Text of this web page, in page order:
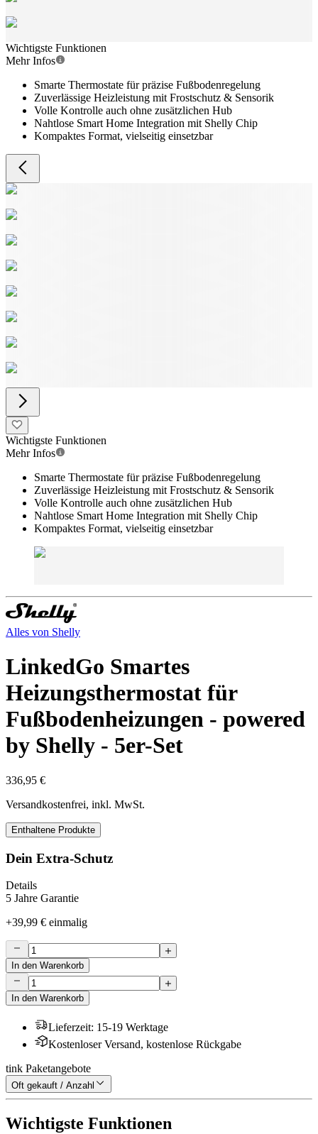
Wichtigste Funktionen
Mehr Infos
Smarte Thermostate für präzise Fußbodenregelung
Zuverlässige Heizleistung mit Frostschutz & Sensorik
Volle Kontrolle auch ohne zusätzlichen Hub
Nahtlose Smart Home Integration mit Shelly Chip
Kompaktes Format, vielseitig einsetzbar
Wichtigste Funktionen
Mehr Infos
Smarte Thermostate für präzise Fußbodenregelung
Zuverlässige Heizleistung mit Frostschutz & Sensorik
Volle Kontrolle auch ohne zusätzlichen Hub
Nahtlose Smart Home Integration mit Shelly Chip
Kompaktes Format, vielseitig einsetzbar
Alles von Shelly
LinkedGo Smartes
Heizungsthermostat für
Fußbodenheizungen - powered
by Shelly - 5er-Set
336,95 €
Versandkostenfrei, inkl. MwSt.
Enthaltene Produkte
Dein Extra-Schutz
Details
5 Jahre Garantie
+39,99 € einmalig
In den Warenkorb
In den Warenkorb
Lieferzeit: 15-19 Werktage
Kostenloser Versand, kostenlose Rückgabe
tink Paketangebote
Oft gekauft / Anzahl
Wichtigste Funktionen